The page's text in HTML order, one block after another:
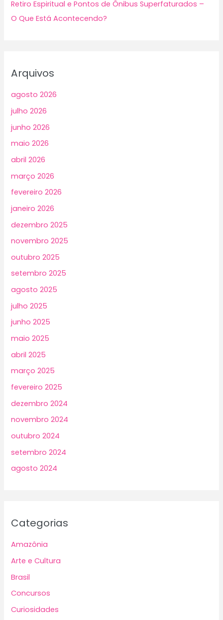
Retiro Espiritual e Pontos de Ônibus Superfaturados –
O Que Está Acontecendo?
Arquivos
agosto 2026
julho 2026
junho 2026
maio 2026
abril 2026
março 2026
fevereiro 2026
janeiro 2026
dezembro 2025
novembro 2025
outubro 2025
setembro 2025
agosto 2025
julho 2025
junho 2025
maio 2025
abril 2025
março 2025
fevereiro 2025
dezembro 2024
novembro 2024
outubro 2024
setembro 2024
agosto 2024
Categorias
Amazônia
Arte e Cultura
Brasil
Concursos
Curiosidades